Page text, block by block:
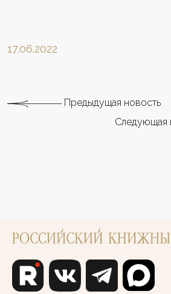
17.06.2022
Предыдущая новость
Следующая